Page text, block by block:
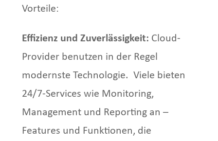
Vorteile:
Effizienz und Zuverlässigkeit: Cloud-
Provider benutzen in der Regel
modernste Technologie. Viele bieten
24/7-Services wie Monitoring,
Management und Reporting an –
Features und Funktionen, die